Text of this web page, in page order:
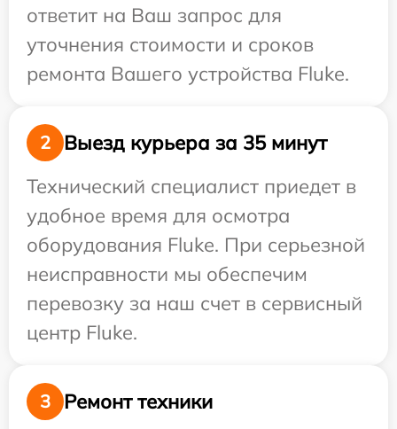
ответит на Ваш запрос для
уточнения стоимости и сроков
ремонта Вашего устройства Fluke.
2
Выезд курьера за 35 минут
Технический специалист приедет в
удобное время для осмотра
оборудования Fluke. При серьезной
неисправности мы обеспечим
перевозку за наш счет в сервисный
центр Fluke.
3 Ремонт техники